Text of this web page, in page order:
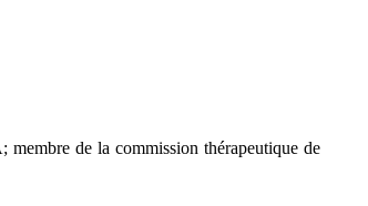
membre de la commission thérapeutique de